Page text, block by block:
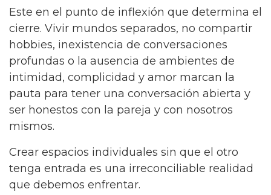
Este en el punto de inflexión que determina el
cierre. Vivir mundos separados, no compartir
hobbies, inexistencia de conversaciones
profundas o la ausencia de ambientes de
intimidad, complicidad y amor marcan la
pauta para tener una conversación abierta y
ser honestos con la pareja y con nosotros
mismos.
Crear espacios individuales sin que el otro
tenga entrada es una irreconciliable realidad
que debemos enfrentar.